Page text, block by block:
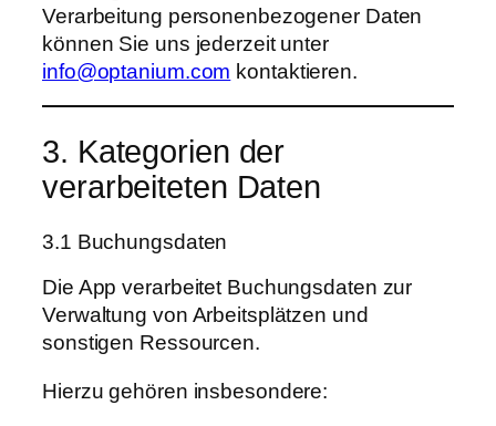
Verarbeitung personenbezogener Daten
können Sie uns jederzeit unter
info@optanium.com kontaktieren.
3. Kategorien der
verarbeiteten Daten
3.1 Buchungsdaten
Die App verarbeitet Buchungsdaten zur
Verwaltung von Arbeitsplätzen und
sonstigen Ressourcen.
Hierzu gehören insbesondere: